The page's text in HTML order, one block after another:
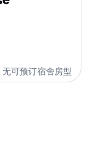
无可预订宿舍房型